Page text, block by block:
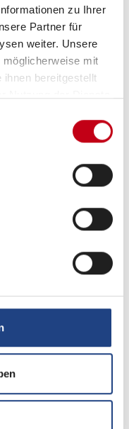
zu Ihrer
Partner für
weiter. Unsere
mit
bereitgestellt